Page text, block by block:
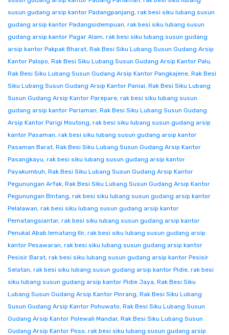
susun gudang arsip kantor Padangpanjang, rak besi siku lubang susun
gudang arsip kantor Padangsidempuan, rak besi siku lubang susun
gudang arsip kantor Pagar Alam, rak besi siku lubang susun gudang
arsip kantor Pakpak Bharat, Rak Besi Siku Lubang Susun Gudang Arsip
Kantor Palopo, Rak Besi Siku Lubang Susun Gudang Arsip Kantor Palu,
Rak Besi Siku Lubang Susun Gudang Arsip Kantor Pangkajene, Rak Besi
Siku Lubang Susun Gudang Arsip Kantor Paniai, Rak Besi Siku Lubang
Susun Gudang Arsip Kantor Parepare, rak besi siku lubang susun
gudang arsip kantor Pariaman, Rak Besi Siku Lubang Susun Gudang
Arsip Kantor Parigi Moutong, rak besi siku lubang susun gudang arsip
kantor Pasaman, rak besi siku lubang susun gudang arsip kantor
Pasaman Barat, Rak Besi Siku Lubang Susun Gudang Arsip Kantor
Pasangkayu, rak besi siku lubang susun gudang arsip kantor
Payakumbuh, Rak Besi Siku Lubang Susun Gudang Arsip Kantor
Pegunungan Arfak, Rak Besi Siku Lubang Susun Gudang Arsip Kantor
Pegunungan Bintang, rak besi siku lubang susun gudang arsip kantor
Pelalawan, rak besi siku lubang susun gudang arsip kantor
Pematangsiantar, rak besi siku lubang susun gudang arsip kantor
Penukal Abab lematang Ilir, rak besi siku lubang susun gudang arsip
kantor Pesawaran, rak besi siku lubang susun gudang arsip kantor
Pesisir Barat, rak besi siku lubang susun gudang arsip kantor Pesisir
Selatan, rak besi siku lubang susun gudang arsip kantor Pidie, rak besi
siku lubang susun gudang arsip kantor Pidie Jaya, Rak Besi Siku
Lubang Susun Gudang Arsip Kantor Pinrang, Rak Besi Siku Lubang
Susun Gudang Arsip Kantor Pohuwato, Rak Besi Siku Lubang Susun
Gudang Arsip Kantor Polewali Mandar, Rak Besi Siku Lubang Susun
Gudang Arsip Kantor Poso, rak besi siku lubang susun gudang arsip